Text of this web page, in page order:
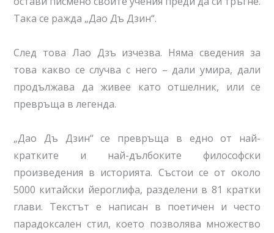
Така се ражда „Дао Дъ Дзин“.
След това Лао Дзъ изчезва. Няма сведения за
това какво се случва с него – дали умира, дали
продължава да живее като отшелник, или се
превръща в легенда.
„Дао Дъ Дзин“ се превръща в едно от най-
кратките и най-дълбоките философски
произведения в историята. Състои се от около
5000 китайски йероглифа, разделени в 81 кратки
глави. Текстът е написан в поетичен и често
парадоксален стил, което позволява множество